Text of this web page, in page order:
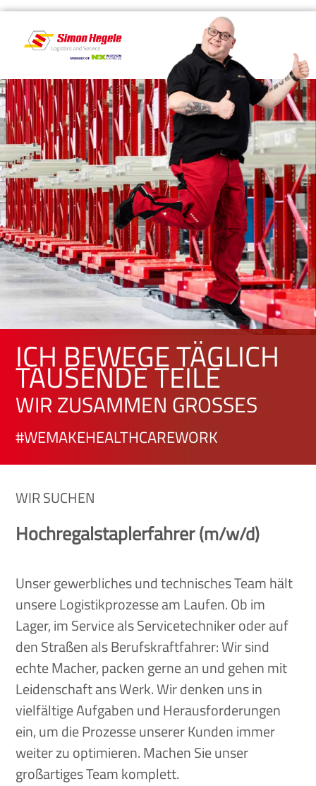
ICH BEWEGE TÄGLICH
TAUSENDE TEILE
WIR ZUSAMMEN GROSSES
#WEMAKEHEALTHCAREWORK
WIR SUCHEN
Hochregalstaplerfahrer(m/w/d)
Unser gewerbliches und technisches Team hält
unsere Logistikprozesse am Laufen. Ob im
Lager, im Service als Servicetechniker oder auf
den Straßen als Berufskraftfahrer: Wir sind
echte Macher, packen gerne an und gehen mit
Leidenschaft ans Werk. Wir denken uns in
vielfältige Aufgaben und Herausforderungen
ein, um die Prozesse unserer Kunden immer
weiter zu optimieren. Machen Sie unser
großartiges Team komplett.